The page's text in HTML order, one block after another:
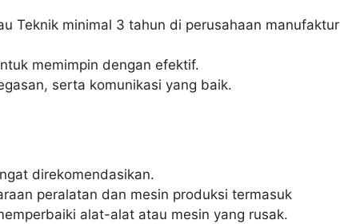
Teknik minimal 3 tahun di perusahaan manufaktur
memimpin dengan efektif.
serta komunikasi yang baik.
direkomendasikan.
peralatan dan mesin produksi termasuk
alat-alat atau mesin yang rusak.